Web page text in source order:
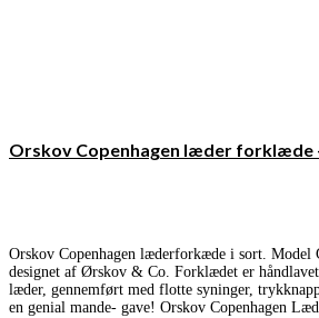
Orskov Copenhagen læder forklæde
Orskov Copenhagen læderforkæde i sort. Model
designet af Ørskov & Co. Forklædet er
læder, gennemført med flotte syninger,
en genial mande- gave! Orskov Copenhagen